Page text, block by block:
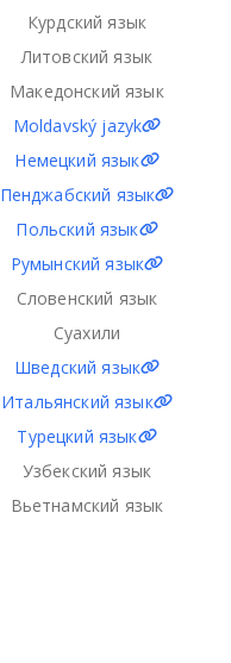
Курдский язык
Литовский язык
Македонский язык
Moldavský jazyk
Немецкий язык
Пенджабский язык
Польский язык
Румынский язык
Словенский язык
Суахили
Шведский язык
Итальянский язык
Турецкий язык
Узбекский язык
Вьетнамский язык